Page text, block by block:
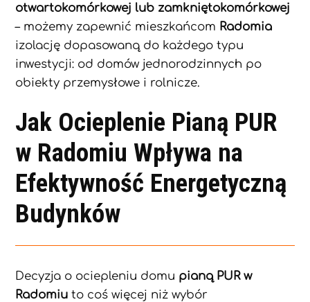
otwartokomórkowej lub zamkniętokomórkowej
– możemy zapewnić mieszkańcom Radomia
izolację dopasowaną do każdego typu
inwestycji: od domów jednorodzinnych po
obiekty przemysłowe i rolnicze.
Jak Ocieplenie Pianą PUR
w Radomiu Wpływa na
Efektywność Energetyczną
Budynków
Decyzja o ociepleniu domu pianą PUR w
Radomiu to coś więcej niż wybór